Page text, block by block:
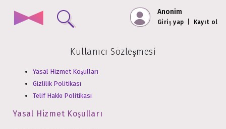
Anonim
Giriş yap Kayıt ol
Kullanıcı Sözleşmesi
Yasal Hizmet Koşulları
Gizlilik Politikası
Telif Hakkı Politikası
Yasal Hizmet Koşulları